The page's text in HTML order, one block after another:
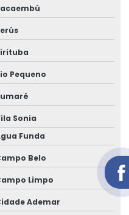
valores
Pequeno
Sonia
Funda
Belo
Limpo
Ademar